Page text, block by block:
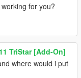
for you?
TriStar [Add-On]
where would i put